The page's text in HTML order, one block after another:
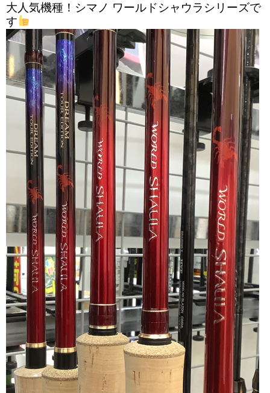
大人気機種！シマノ ワールドシャウラシリーズで
す